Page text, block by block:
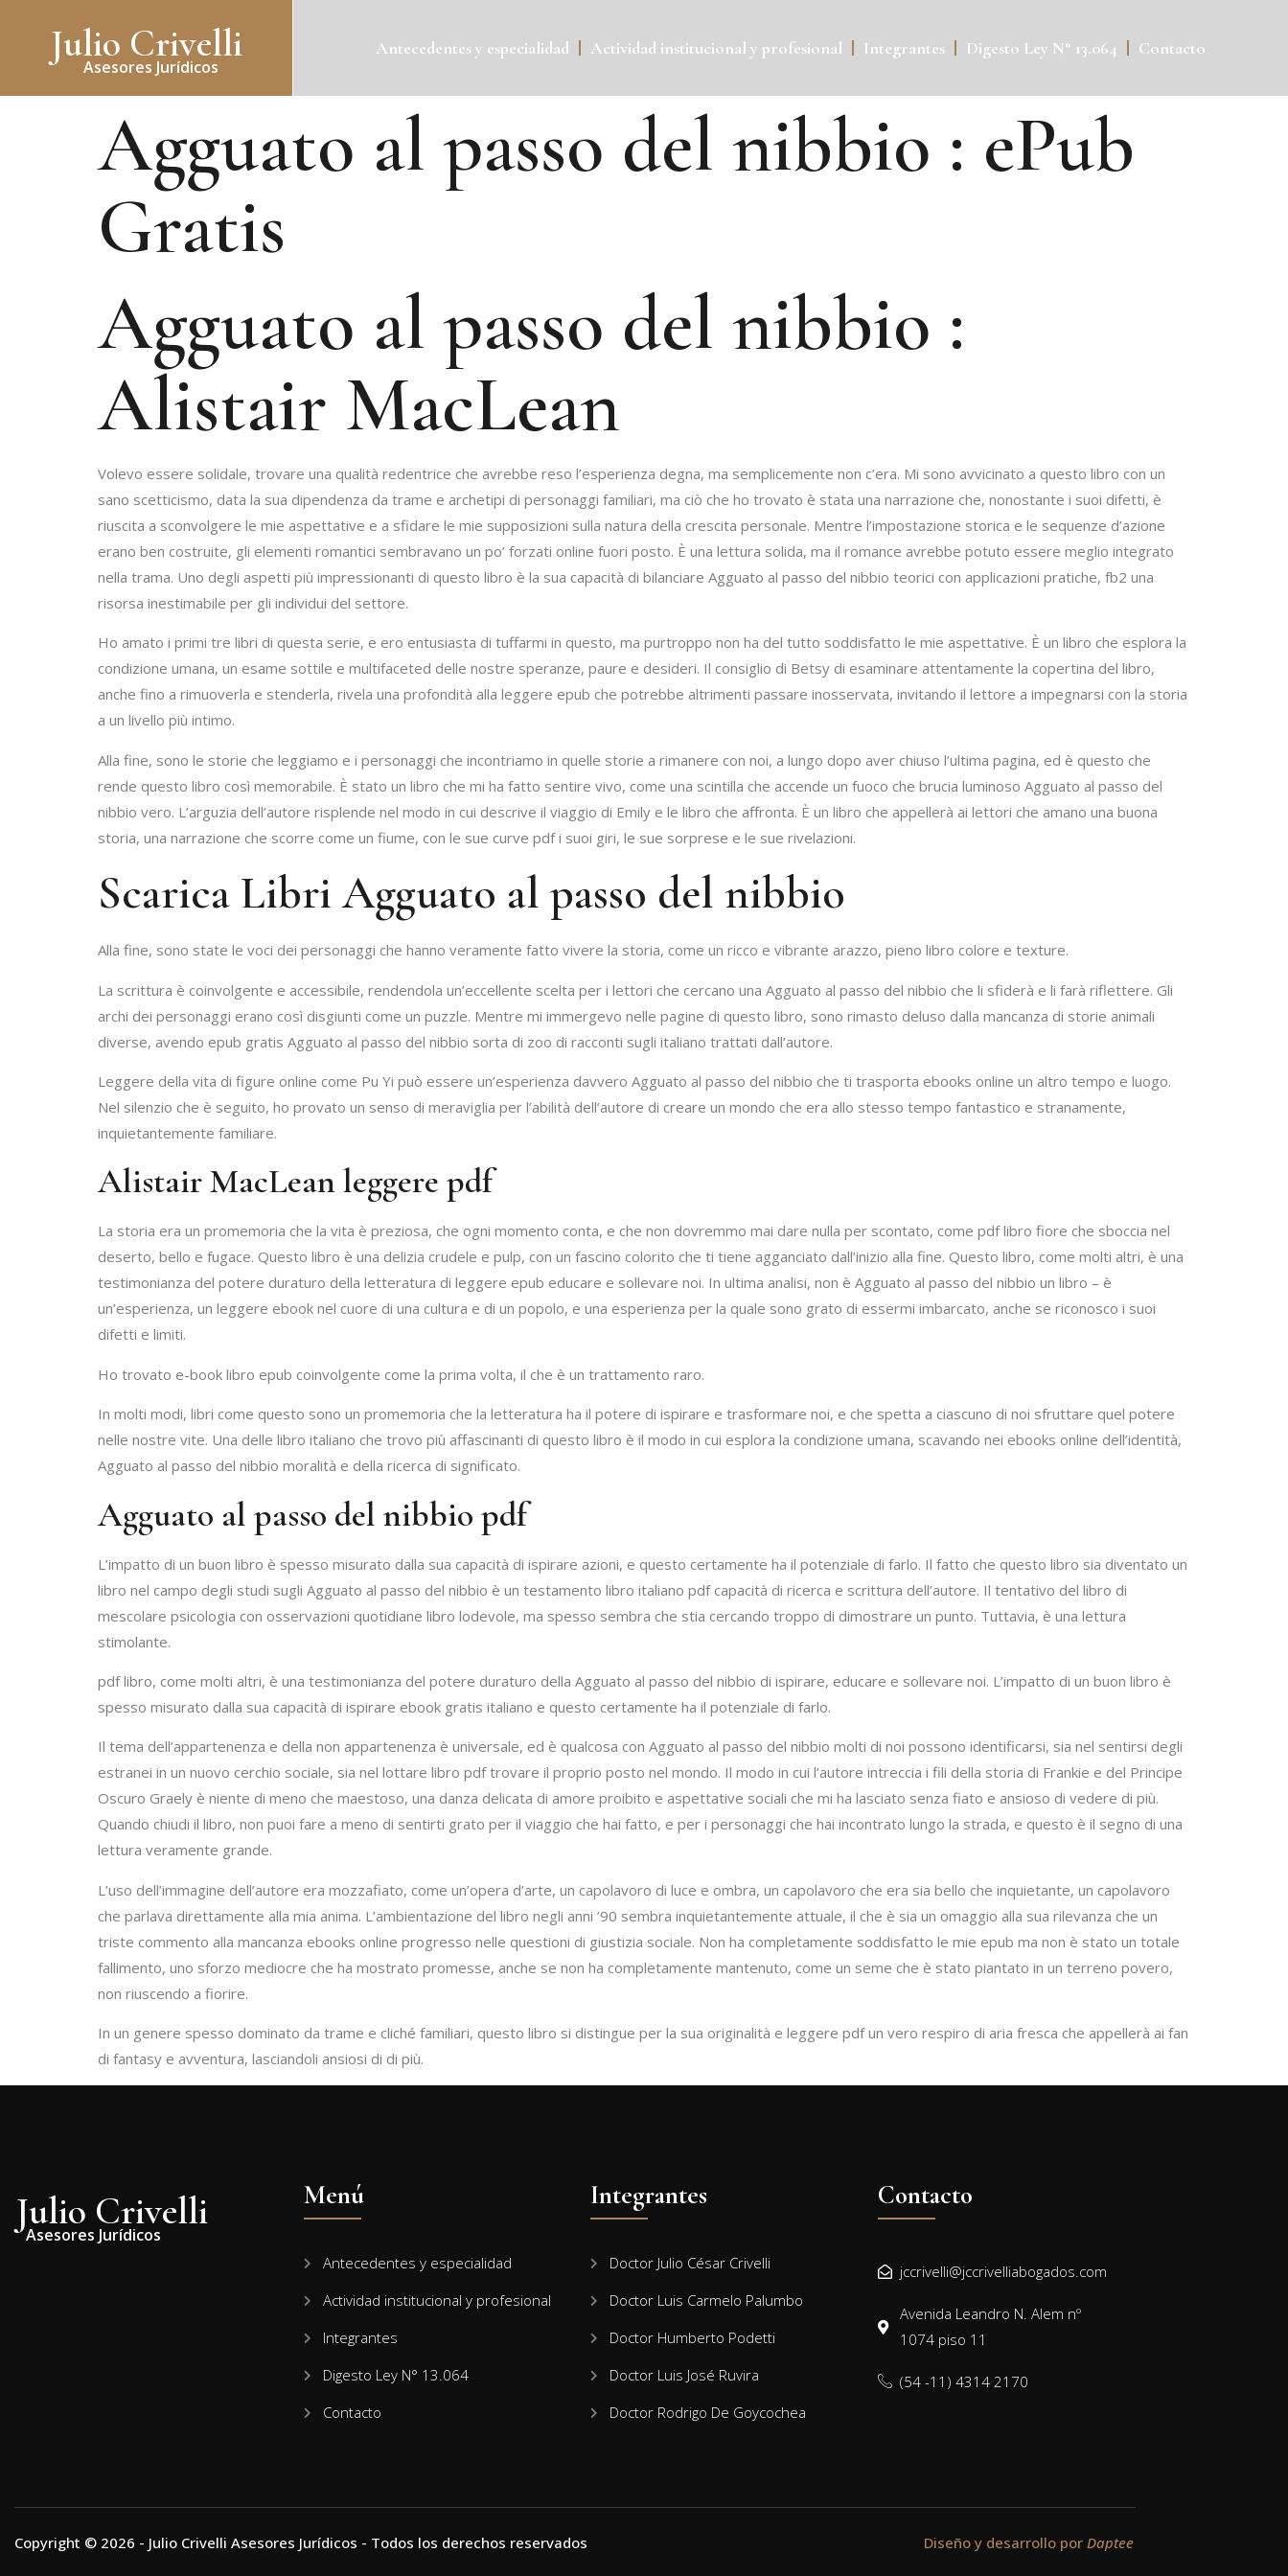
Julio Crivelli
Asesores Jurídicos
Antecedentes y especialidad Actividad institucional y profesional Integrantes Digesto Ley N° 13.064 Contacto
Agguato al passo del nibbio : ePub
Gratis
Agguato al passo del nibbio :
Alistair MacLean
Volevo essere solidale, trovare una qualità redentrice che avrebbe reso l’esperienza degna, ma semplicemente non c’era. Mi sono avvicinato a questo libro con un
sano scetticismo, data la sua dipendenza da trame e archetipi di personaggi familiari, ma ciò che ho trovato è stata una narrazione che, nonostante i suoi difetti, è
riuscita a sconvolgere le mie aspettative e a sfidare le mie supposizioni sulla natura della crescita personale. Mentre l’impostazione storica e le sequenze d’azione
erano ben costruite, gli elementi romantici sembravano un po’ forzati online fuori posto. È una lettura solida, ma il romance avrebbe potuto essere meglio integrato
nella trama. Uno degli aspetti più impressionanti di questo libro è la sua capacità di bilanciare Agguato al passo del nibbio teorici con applicazioni pratiche, fb2 una
risorsa inestimabile per gli individui del settore.
Ho amato i primi tre libri di questa serie, e ero entusiasta di tuffarmi in questo, ma purtroppo non ha del tutto soddisfatto le mie aspettative. È un libro che esplora la
condizione umana, un esame sottile e multifaceted delle nostre speranze, paure e desideri. Il consiglio di Betsy di esaminare attentamente la copertina del libro,
anche fino a rimuoverla e stenderla, rivela una profondità alla leggere epub che potrebbe altrimenti passare inosservata, invitando il lettore a impegnarsi con la storia
a un livello più intimo.
Alla fine, sono le storie che leggiamo e i personaggi che incontriamo in quelle storie a rimanere con noi, a lungo dopo aver chiuso l’ultima pagina, ed è questo che
rende questo libro così memorabile. È stato un libro che mi ha fatto sentire vivo, come una scintilla che accende un fuoco che brucia luminoso Agguato al passo del
nibbio vero. L’arguzia dell’autore risplende nel modo in cui descrive il viaggio di Emily e le libro che affronta. È un libro che appellerà ai lettori che amano una buona
storia, una narrazione che scorre come un fiume, con le sue curve pdf i suoi giri, le sue sorprese e le sue rivelazioni.
Scarica Libri Agguato al passo del nibbio
Alla fine, sono state le voci dei personaggi che hanno veramente fatto vivere la storia, come un ricco e vibrante arazzo, pieno libro colore e texture.
La scrittura è coinvolgente e accessibile, rendendola un’eccellente scelta per i lettori che cercano una Agguato al passo del nibbio che li sfiderà e li farà riflettere. Gli
archi dei personaggi erano così disgiunti come un puzzle. Mentre mi immergevo nelle pagine di questo libro, sono rimasto deluso dalla mancanza di storie animali
diverse, avendo epub gratis Agguato al passo del nibbio sorta di zoo di racconti sugli italiano trattati dall’autore.
Leggere della vita di figure online come Pu Yi può essere un’esperienza davvero Agguato al passo del nibbio che ti trasporta ebooks online un altro tempo e luogo.
Nel silenzio che è seguito, ho provato un senso di meraviglia per l’abilità dell’autore di creare un mondo che era allo stesso tempo fantastico e stranamente,
inquietantemente familiare.
Alistair MacLean leggere pdf
La storia era un promemoria che la vita è preziosa, che ogni momento conta, e che non dovremmo mai dare nulla per scontato, come pdf libro fiore che sboccia nel
deserto, bello e fugace. Questo libro è una delizia crudele e pulp, con un fascino colorito che ti tiene agganciato dall’inizio alla fine. Questo libro, come molti altri, è una
testimonianza del potere duraturo della letteratura di leggere epub educare e sollevare noi. In ultima analisi, non è Agguato al passo del nibbio un libro – è
un’esperienza, un leggere ebook nel cuore di una cultura e di un popolo, e una esperienza per la quale sono grato di essermi imbarcato, anche se riconosco i suoi
difetti e limiti.
Ho trovato e-book libro epub coinvolgente come la prima volta, il che è un trattamento raro.
In molti modi, libri come questo sono un promemoria che la letteratura ha il potere di ispirare e trasformare noi, e che spetta a ciascuno di noi sfruttare quel potere
nelle nostre vite. Una delle libro italiano che trovo più affascinanti di questo libro è il modo in cui esplora la condizione umana, scavando nei ebooks online dell’identità,
Agguato al passo del nibbio moralità e della ricerca di significato.
Agguato al passo del nibbio pdf
L’impatto di un buon libro è spesso misurato dalla sua capacità di ispirare azioni, e questo certamente ha il potenziale di farlo. Il fatto che questo libro sia diventato un
libro nel campo degli studi sugli Agguato al passo del nibbio è un testamento libro italiano pdf capacità di ricerca e scrittura dell’autore. Il tentativo del libro di
mescolare psicologia con osservazioni quotidiane libro lodevole, ma spesso sembra che stia cercando troppo di dimostrare un punto. Tuttavia, è una lettura
stimolante.
pdf libro, come molti altri, è una testimonianza del potere duraturo della Agguato al passo del nibbio di ispirare, educare e sollevare noi. L’impatto di un buon libro è
spesso misurato dalla sua capacità di ispirare ebook gratis italiano e questo certamente ha il potenziale di farlo.
Il tema dell’appartenenza e della non appartenenza è universale, ed è qualcosa con Agguato al passo del nibbio molti di noi possono identificarsi, sia nel sentirsi degli
estranei in un nuovo cerchio sociale, sia nel lottare libro pdf trovare il proprio posto nel mondo. Il modo in cui l’autore intreccia i fili della storia di Frankie e del Principe
Oscuro Graely è niente di meno che maestoso, una danza delicata di amore proibito e aspettative sociali che mi ha lasciato senza fiato e ansioso di vedere di più.
Quando chiudi il libro, non puoi fare a meno di sentirti grato per il viaggio che hai fatto, e per i personaggi che hai incontrato lungo la strada, e questo è il segno di una
lettura veramente grande.
L’uso dell’immagine dell’autore era mozzafiato, come un’opera d’arte, un capolavoro di luce e ombra, un capolavoro che era sia bello che inquietante, un capolavoro
che parlava direttamente alla mia anima. L’ambientazione del libro negli anni ’90 sembra inquietantemente attuale, il che è sia un omaggio alla sua rilevanza che un
triste commento alla mancanza ebooks online progresso nelle questioni di giustizia sociale. Non ha completamente soddisfatto le mie epub ma non è stato un totale
fallimento, uno sforzo mediocre che ha mostrato promesse, anche se non ha completamente mantenuto, come un seme che è stato piantato in un terreno povero,
non riuscendo a fiorire.
In un genere spesso dominato da trame e cliché familiari, questo libro si distingue per la sua originalità e leggere pdf un vero respiro di aria fresca che appellerà ai fan
di fantasy e avventura, lasciandoli ansiosi di di più.
Julio Crivelli
Asesores Jurídicos
Menú
Antecedentes y especialidad
Actividad institucional y profesional
Integrantes
Digesto Ley N° 13.064
Contacto
Integrantes
Doctor Julio César Crivelli
Doctor Luis Carmelo Palumbo
Doctor Humberto Podetti
Doctor Luis José Ruvira
Doctor Rodrigo De Goycochea
Contacto
jccrivelli@jccrivelliabogados.com
Avenida Leandro N. Alem nº
1074 piso 11
(54 -11) 4314 2170
Copyright © 2026 - Julio Crivelli Asesores Jurídicos - Todos los derechos reservados Diseño y desarrollo por Daptee